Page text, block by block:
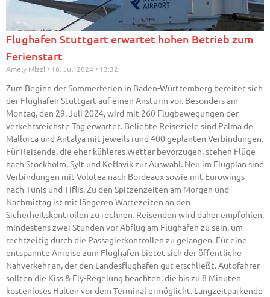
Flughafen Stuttgart erwartet hohen Betrieb zum
Ferienstart
Amely Mizzi 18. Juli 2024 13:32
Zum Beginn der Sommerferien in Baden-Württemberg bereitet sich
der Flughafen Stuttgart auf einen Ansturm vor. Besonders am
Montag, den 29. Juli 2024, wird mit 260 Flugbewegungen der
verkehrsreichste Tag erwartet. Beliebte Reiseziele sind Palma de
Mallorca und Antalya mit jeweils rund 400 geplanten Verbindungen.
Für Reisende, die eher kühleres Wetter bevorzugen, stehen Flüge
nach Stockholm, Sylt und Keflavik zur Auswahl. Neu im Flugplan sind
Verbindungen mit Volotea nach Bordeaux sowie mit Eurowings
nach Tunis und Tiflis. Zu den Spitzenzeiten am Morgen und
Nachmittag ist mit längeren Wartezeiten an den
Sicherheitskontrollen zu rechnen. Reisenden wird daher empfohlen,
mindestens zwei Stunden vor Abflug am Flughafen zu sein, um
rechtzeitig durch die Passagierkontrollen zu gelangen. Für eine
entspannte Anreise zum Flughafen bietet sich der öffentliche
Nahverkehr an, der den Landesflughafen gut erschließt. Autofahrer
sollten die Kiss & Fly-Regelung beachten, die bis zu 8 Minuten
kostenloses Halten vor dem Terminal ermöglicht. Langzeitparkende